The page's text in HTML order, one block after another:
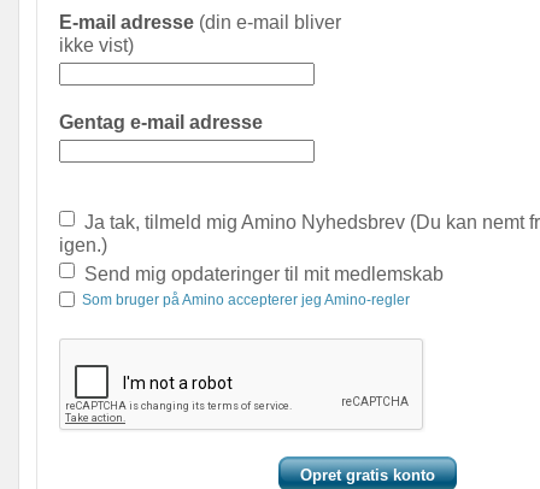
E-mail adresse (din e-mail bliver
ikke vist)
Gentag e-mail adresse
Ja tak, tilmeld mig Amino Nyhedsbrev (Du kan nemt
igen.)
Send mig opdateringer til mit medlemskab
Som bruger på Amino accepterer jeg Amino-regler